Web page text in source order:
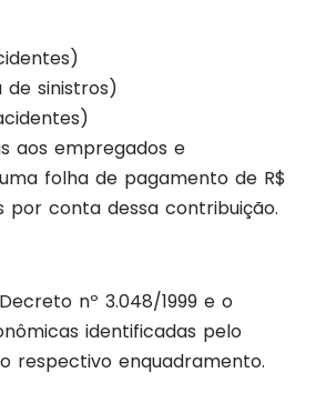
sinistros)
aos empregados e
folha de pagamento de R$
por conta dessa contribuição.
nº 3.048/1999 e o
identificadas pelo
respectivo enquadramento.